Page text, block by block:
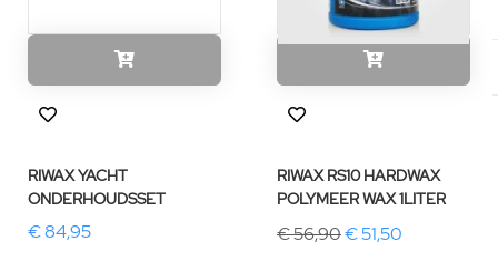
RIWAX YACHT
ONDERHOUDSSET
€ 84,95
RIWAX RS10 HARDWAX
POLYMEER WAX 1LITER
€ 56,90€ 51,50